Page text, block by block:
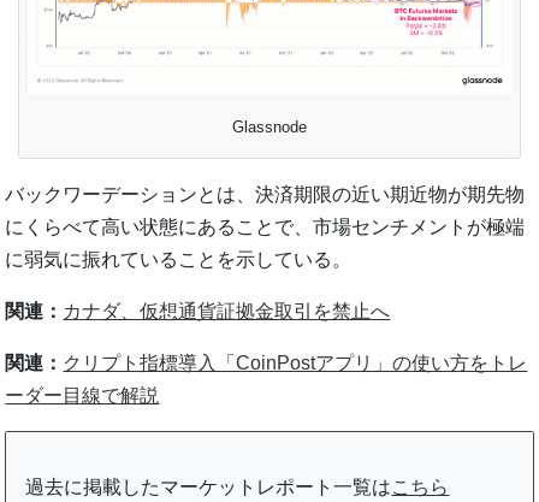
Glassnode
バックワーデーションとは、決済期限の近い期近物が期先物
にくらべて高い状態にあることで、市場センチメントが極端
に弱気に振れていることを示している。
関連： カナダ、仮想通貨証拠金取引を禁止へ
関連： クリプト指標導入「CoinPostアプリ」の使い方をトレ
ーダー目線で解説
過去に掲載したマーケットレポート一覧はこちら